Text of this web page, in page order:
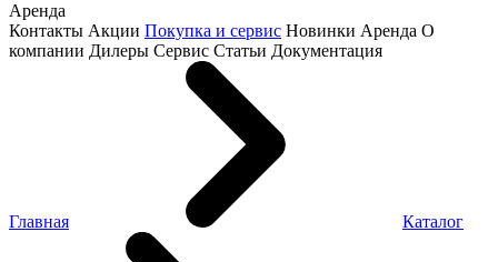
Аренда
Контакты Акции Покупка и сервис Новинки Аренда О
компании Дилеры Сервис Статьи Документация
Главная Каталог